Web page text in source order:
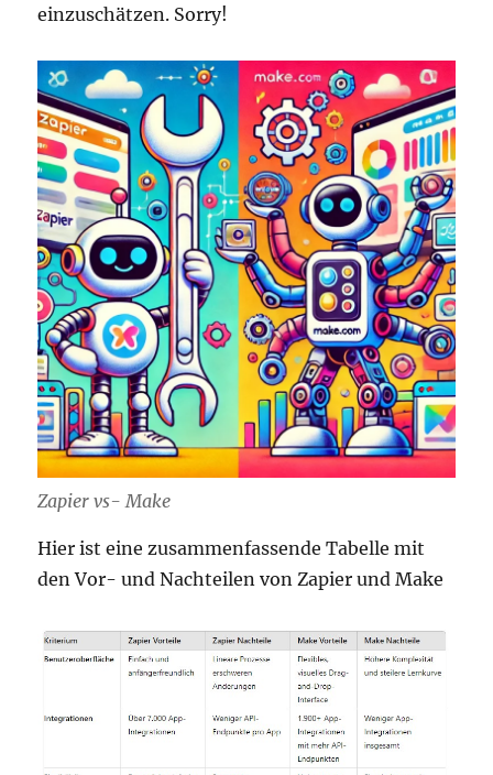
einzuschätzen. Sorry!
Zapier vs- Make
Hier ist eine zusammenfassende Tabelle mit
den Vor- und Nachteilen von Zapier und Make